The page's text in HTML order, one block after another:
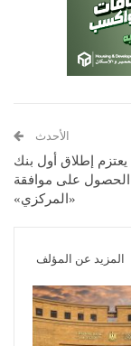
الأحدث
إطلاق أول بنك
على موافقة
«المركزي»
المزيد عن المؤلف